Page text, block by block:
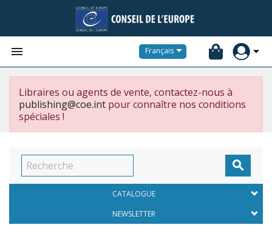
 Français
Libraires ou agents de vente, contactez-nous à
publishing@coe.int pour connaître nos conditions
spéciales !

CATALOGUE
NEWSLETTER